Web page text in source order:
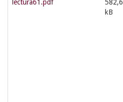
lectura61.pdf
582,6
kB